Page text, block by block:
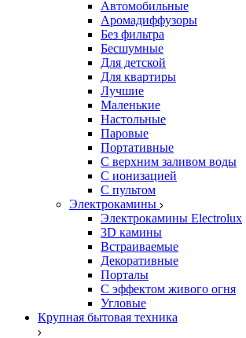
Автомобильные
Аромадиффузоры
Без фильтра
Бесшумные
Для детской
Для квартиры
Лучшие
Маленькие
Настольные
Паровые
Портативные
С верхним заливом воды
С ионизацией
С пультом
Электрокамины
Электрокамины Electrolux
3D камины
Встраиваемые
Декоративные
Порталы
С эффектом живого огня
Угловые
Крупная бытовая техника